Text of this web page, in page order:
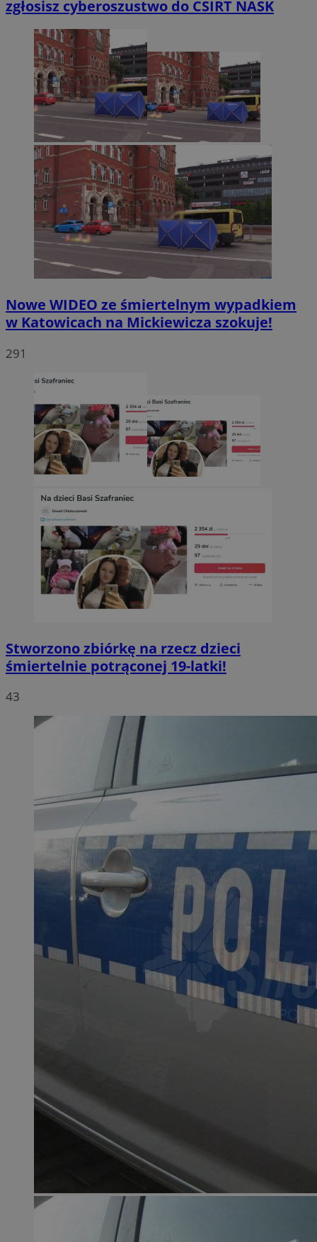
zgłosisz cyberoszustwo do CSIRT NASK
Nowe WIDEO ze śmiertelnym wypadkiem
w Katowicach na Mickiewicza szokuje!
291
Stworzono zbiórkę na rzecz dzieci
śmiertelnie potrąconej 19-latki!
43